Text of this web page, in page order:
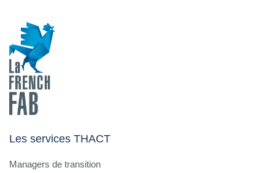
Les services THACT
Managers de transition